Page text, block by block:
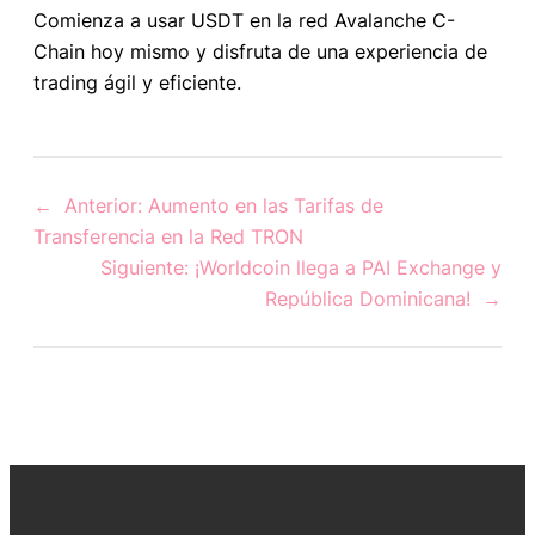
Comienza a usar USDT en la red Avalanche C-
Chain hoy mismo y disfruta de una experiencia de
trading ágil y eficiente.
← Anterior: Aumento en las Tarifas de
Transferencia en la Red TRON
Siguiente: ¡Worldcoin llega a PAI Exchange y
República Dominicana!
→